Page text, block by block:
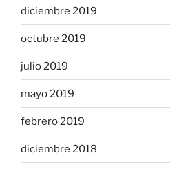
diciembre 2019
octubre 2019
julio 2019
mayo 2019
febrero 2019
diciembre 2018